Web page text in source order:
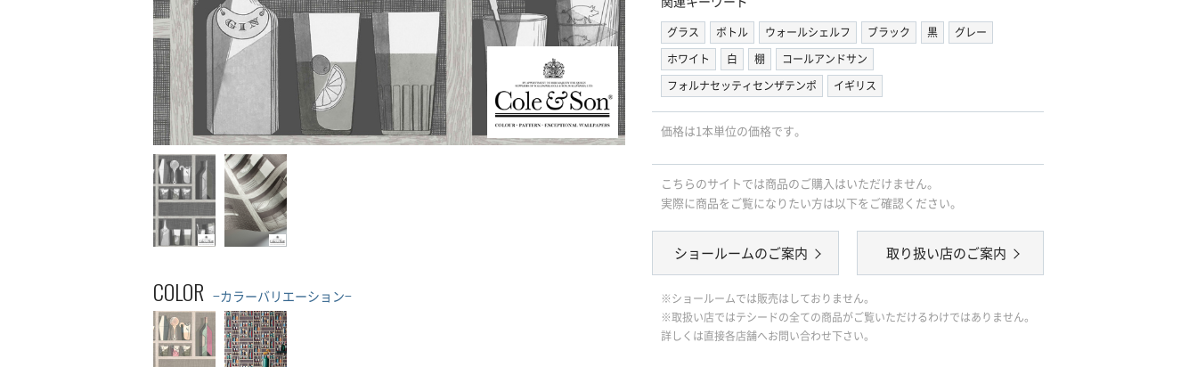
COLOR −カラーバリエーション−
グラス ボトル ウォールシェルフ ブラック 黒
グレー
ホワイト
白 棚
コールアンドサン
フォルナセッティセンザテンポ
イギリス
価格は1本単位の価格です。
こちらのサイトでは商品のご購入はいただけません。
実際に商品をご覧になりたい方は以下をご確認ください。
ショールームのご案内 取り扱い店のご案内
※ショールームでは販売はしておりません。
※取扱い店ではテシードの全ての商品がご覧いただけるわけではありません。
詳しくは直接各店舗へお問い合わせ下さい。